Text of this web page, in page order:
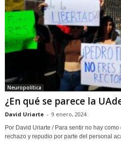
Neuropolítica
¿En qué se parece la
David Uriarte - 9 enero, 2024
Por David Uriarte / Para sentir no hay
rechazo y repudio por parte del personal